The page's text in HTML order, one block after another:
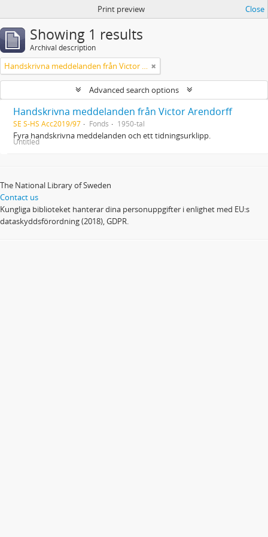
Print preview Close
Showing 1 results
Archival description
Handskrivna meddelanden från Victor Arendorff
Advanced search options
Handskrivna meddelanden från Victor Arendorff
SE S-HS Acc2019/97 Fonds 1950-tal
Fyra handskrivna meddelanden och ett tidningsurklipp.
Untitled
The National Library of Sweden
Contact us
Kungliga biblioteket hanterar dina personuppgifter i enlighet med EU:s
dataskyddsförordning (2018), GDPR.